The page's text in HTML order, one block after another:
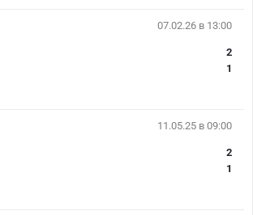
07.02.26 в 13:00
2
1
11.05.25 в 09:00
2
1